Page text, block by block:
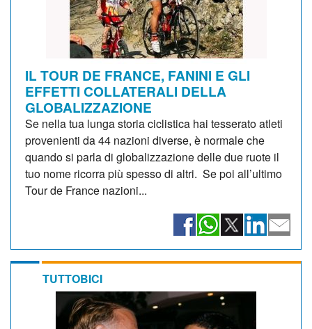
IL TOUR DE FRANCE, FANINI E GLI
EFFETTI COLLATERALI DELLA
GLOBALIZZAZIONE
Se nella tua lunga storia ciclistica hai tesserato atleti
provenienti da 44 nazioni diverse, è normale che
quando si parla di globalizzazione delle due ruote il
tuo nome ricorra più spesso di altri. Se poi all’ultimo
Tour de France nazioni...
TUTTOBICI